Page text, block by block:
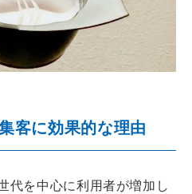
客に効果的な理由
代を中心に利用者が増加し